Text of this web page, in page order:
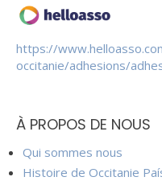
https://
occitanie/adhesions/
À PROPOS DE NOUS
Qui sommes nous
Histoire de Occitanie